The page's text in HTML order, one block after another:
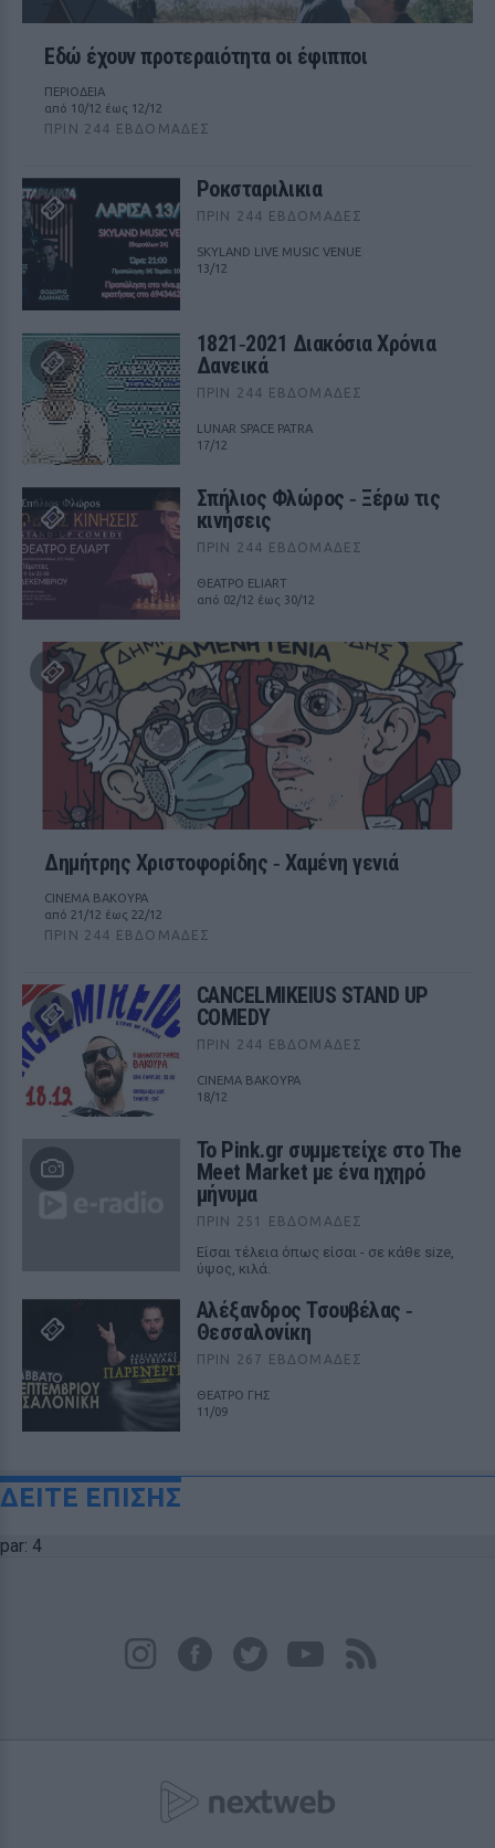
Εδώ έχουν προτεραιότητα οι έφιπποι
ΠΕΡΙΟΔΕΙΑ
από 10/12 έως 12/12
ΠΡΙΝ 244 ΕΒΔΟΜΆΔΕΣ
Ροκσταριλικια
ΠΡΙΝ 244 ΕΒΔΟΜΆΔΕΣ
SKYLAND LIVE MUSIC VENUE
13/12
1821‑2021 Διακόσια Χρόνια
Δανεικά
ΠΡΙΝ 244 ΕΒΔΟΜΆΔΕΣ
LUNAR SPACE PATRA
17/12
Σπήλιος Φλώρος ‑ Ξέρω τις
κινήσεις
ΠΡΙΝ 244 ΕΒΔΟΜΆΔΕΣ
ΘΕΑΤΡΟ ELIART
από 02/12 έως 30/12
Δημήτρης Χριστοφορίδης ‑ Χαμένη γενιά
CINEMA ΒΑΚΟΥΡΑ
από 21/12 έως 22/12
ΠΡΙΝ 244 ΕΒΔΟΜΆΔΕΣ
CANCELMIKEIUS STAND UP
COMEDY
ΠΡΙΝ 244 ΕΒΔΟΜΆΔΕΣ
CINEMA ΒΑΚΟΥΡΑ
18/12
Το Pink.gr συμμετείχε στο The
Meet Market με ένα ηχηρό
μήνυμα
ΠΡΙΝ 251 ΕΒΔΟΜΆΔΕΣ
Είσαι τέλεια όπως είσαι - σε κάθε size,
ύψος, κιλά.
Αλέξανδρος Τσουβέλας ‑
Θεσσαλονίκη
ΠΡΙΝ 267 ΕΒΔΟΜΆΔΕΣ
ΘΕΑΤΡΟ ΓΗΣ
11/09
ΔΕΙΤΕ ΕΠΙΣΗΣ
par: 4